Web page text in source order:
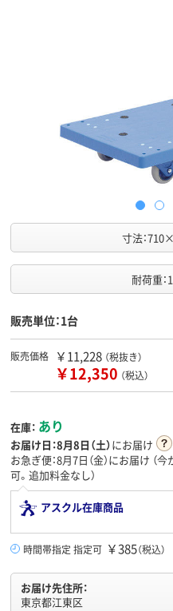
寸法：
耐荷重
販売単位：1台
販売価格 ￥11,228 （税抜き）
￥12,350 （税込）
在庫： あり
お届け日：8月8日（土）にお届け
お急ぎ便：8月7日（金）にお届け （今
可。追加料金なし）
アスクル在庫商品
時間帯指定 指定可 ￥385（税込）
お届け先住所：
東京都江東区